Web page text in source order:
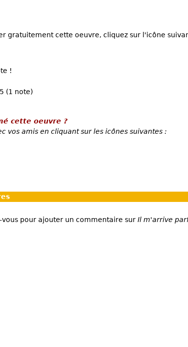
gratuitement cette oeuvre, cliquez sur l'icône
!
(1 note)
cette oeuvre ?
vos amis en cliquant sur les icônes suivantes :
vous pour ajouter un commentaire sur Il m'arrive